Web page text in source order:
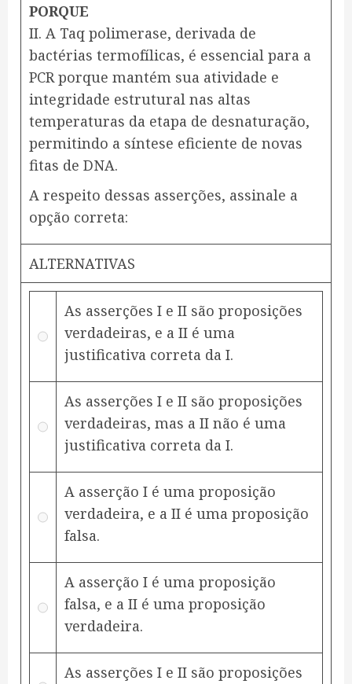
PORQUE
II. A Taq polimerase, derivada de
bactérias termofílicas, é essencial para a
PCR porque mantém sua atividade e
integridade estrutural nas altas
temperaturas da etapa de desnaturação,
permitindo a síntese eficiente de novas
fitas de DNA.
A respeito dessas asserções, assinale a
opção correta:
ALTERNATIVAS
As asserções I e II são proposições
verdadeiras, e a II é uma
justificativa correta da I.
As asserções I e II são proposições
verdadeiras, mas a II não é uma
justificativa correta da I.
A asserção I é uma proposição
verdadeira, e a II é uma proposição
falsa.
A asserção I é uma proposição
falsa, e a II é uma proposição
verdadeira.
As asserções I e II são proposições